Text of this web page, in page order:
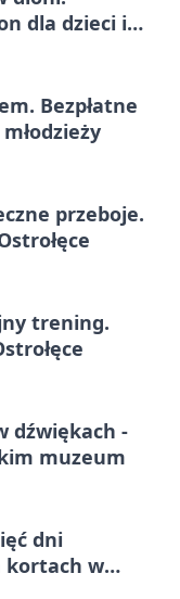
dla dzieci i
Bezpłatne
przeboje.
trening.
dźwiękach -
muzeum
dni
kortach w